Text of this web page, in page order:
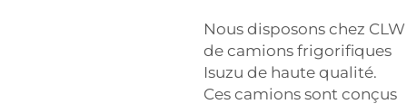
Nous disposons chez CLW
de camions frigorifiques
Isuzu de haute qualité.
Ces camions sont conçus